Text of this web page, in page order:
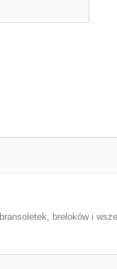
breloków i